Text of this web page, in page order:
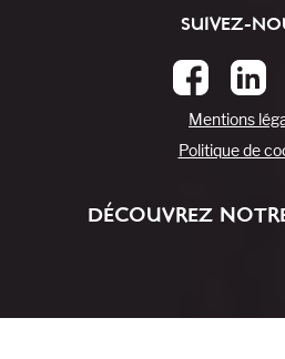
SUIVEZ-
Mentions
Politique de
DÉCOUVREZ